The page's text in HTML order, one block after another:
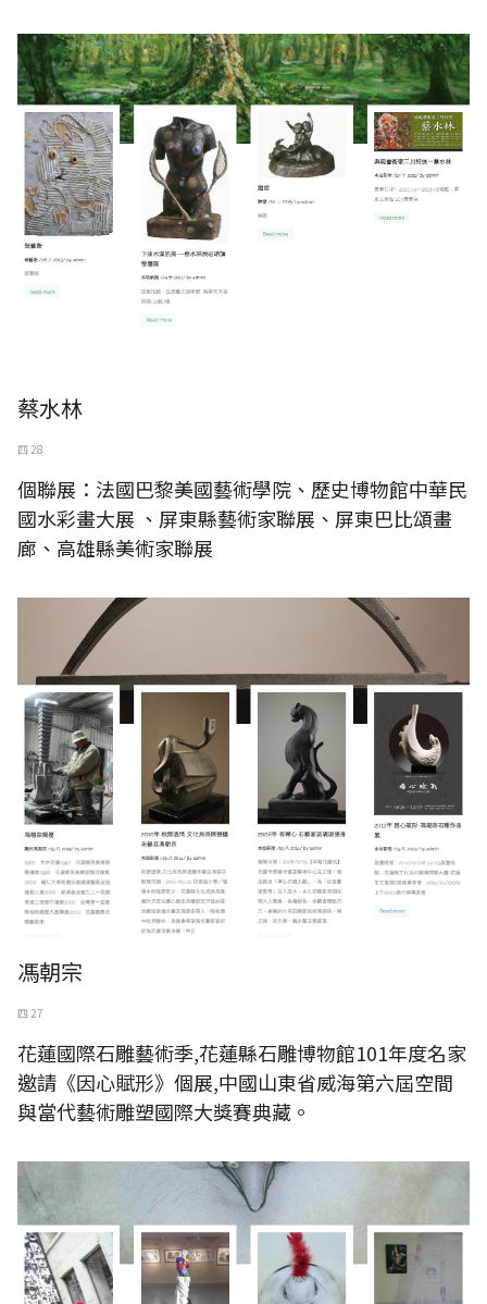
蔡水林
四 28
個聯展：法國巴黎美國藝術學院、歷史博物館中華民
國水彩畫大展 、屏東縣藝術家聯展、屏東巴比頌畫
廊、高雄縣美術家聯展
馮朝宗
四 27
花蓮國際石雕藝術季,花蓮縣石雕博物館101年度名家
邀請《因心賦形》個展,中國山東省威海第六屆空間
與當代藝術雕塑國際大獎賽典藏。